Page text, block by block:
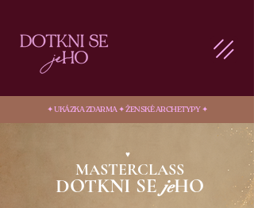
✦ UKÁZKA ZDARMA ✦ ŽENSKÉ ARCHETYPY ✦
♥
MASTERCLASS
DOTKNI SE jeHO